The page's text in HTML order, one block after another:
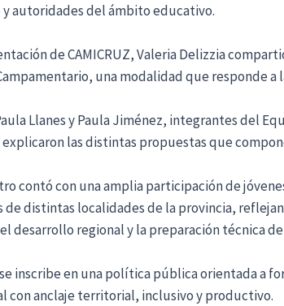
y autoridades del ámbito educativo.
de CAMICRUZ, Valeria Delizzia
una modalidad que responde a
Llanes y Paula Jiménez, integrantes del
explicaron las distintas propuestas que
contó con una amplia participación de
de distintas localidades de la provincia,
desarrollo regional y la preparación técnica
inscribe en una política pública orientada a
con anclaje territorial, inclusivo y productivo.